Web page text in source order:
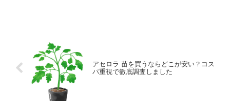
アセロラ 苗を買うならどこが安い？コス
パ重視で徹底調査しました